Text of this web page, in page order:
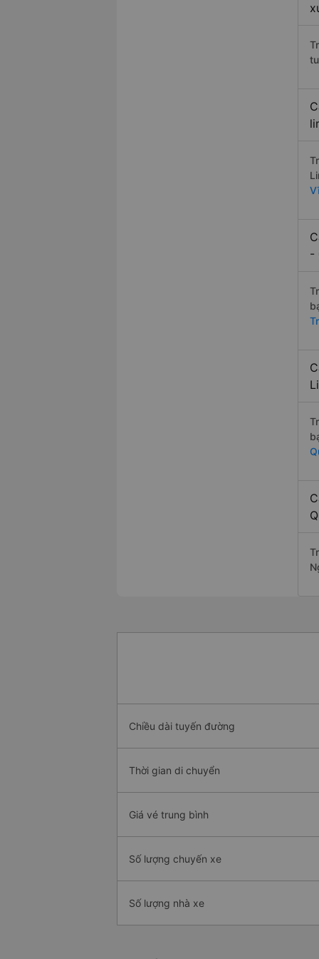
-
Chiều dài tuyến đường
Thời gian di chuyển
Giá vé trung bình
Số lượng chuyến xe
Số lượng nhà xe